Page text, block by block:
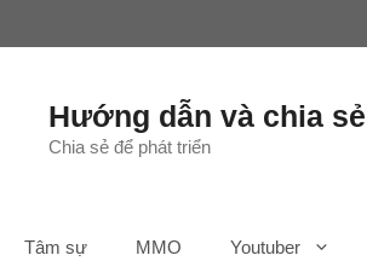
Hướng dẫn và chia sẻ
Chia sẻ để phát triển
Tâm sự MMO Youtuber